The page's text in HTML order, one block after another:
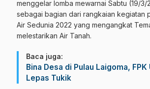
menggelar lomba mewarnai Sabtu (19/3/
sebagai bagian dari rangkaian kegiatan
Air Sedunia 2022 yang mengangkat
melestarikan Air Tanah.
Baca juga:
Bina Desa di Pulau Laigoma,
Lepas Tukik